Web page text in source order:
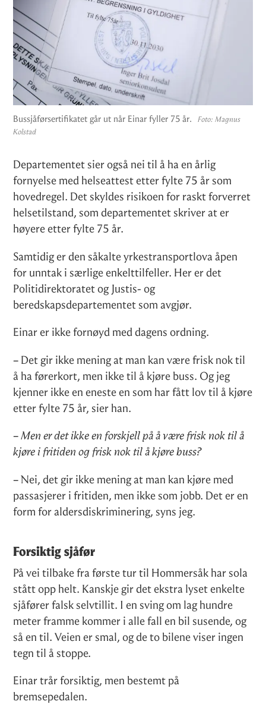
Bussjåførsertifikatet går ut når Einar fyller 75 år. Foto:Magnus
Kolstad
Departementet sier også nei til å ha en årlig
fornyelse med helseattest etter fylte 75 år som
hovedregel. Det skyldes risikoen for raskt forverret
helsetilstand, som departementet skriver at er
høyere etter fylte 75 år.
Samtidig er den såkalte yrkestransportlova åpen
for unntak i særlige enkelttilfeller. Her er det
Politidirektoratet og Justis- og
beredskapsdepartementet som avgjør.
Einar er ikke fornøyd med dagens ordning.
– Det gir ikke mening at man kan være frisk nok til
å ha førerkort, men ikke til å kjøre buss. Og jeg
kjenner ikke en eneste en som har fått lov til å kjøre
etter fylte 75 år, sier han.
–Men er det ikke en forskjell på å være frisk nok til å
kjøre i fritiden og frisk nok til å kjøre buss?
– Nei, det gir ikke mening at man kan kjøre med
passasjerer i fritiden, men ikke som jobb. Det er en
form for aldersdiskriminering, syns jeg.
Forsiktig sjåfør
På vei tilbake fra første tur til Hommersåk har sola
stått opp helt. Kanskje gir det ekstra lyset enkelte
sjåfører falsk selvtillit. I en sving om lag hundre
meter framme kommer i alle fall en bil susende, og
så en til. Veien er smal, og de to bilene viser ingen
tegn til å stoppe.
Einar trår forsiktig, men bestemt på
bremsepedalen.